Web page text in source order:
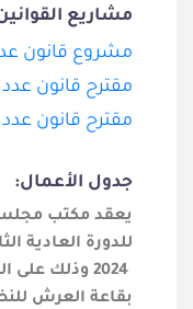
مشاريع
مشروع قانون عدد 2024/
مقترح قانون عدد 2024/071
مقترح قانون عدد 2024/070
جدول الأعمال:
بقاعة العرش